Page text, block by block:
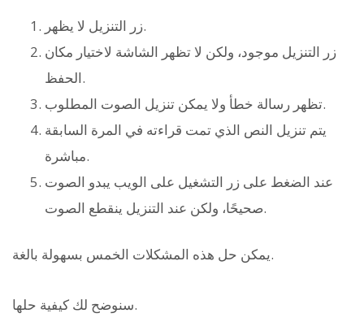
زر التنزيل لا يظهر.
زر التنزيل موجود، ولكن لا تظهر الشاشة لاختيار مكان
الحفظ.
تظهر رسالة خطأ ولا يمكن تنزيل الصوت المطلوب.
يتم تنزيل النص الذي تمت قراءته في المرة السابقة
مباشرة.
عند الضغط على زر التشغيل على الويب يبدو الصوت
صحيحًا، ولكن عند التنزيل ينقطع الصوت.
يمكن حل هذه المشكلات الخمس بسهولة بالغة.
سنوضح لك كيفية حلها.